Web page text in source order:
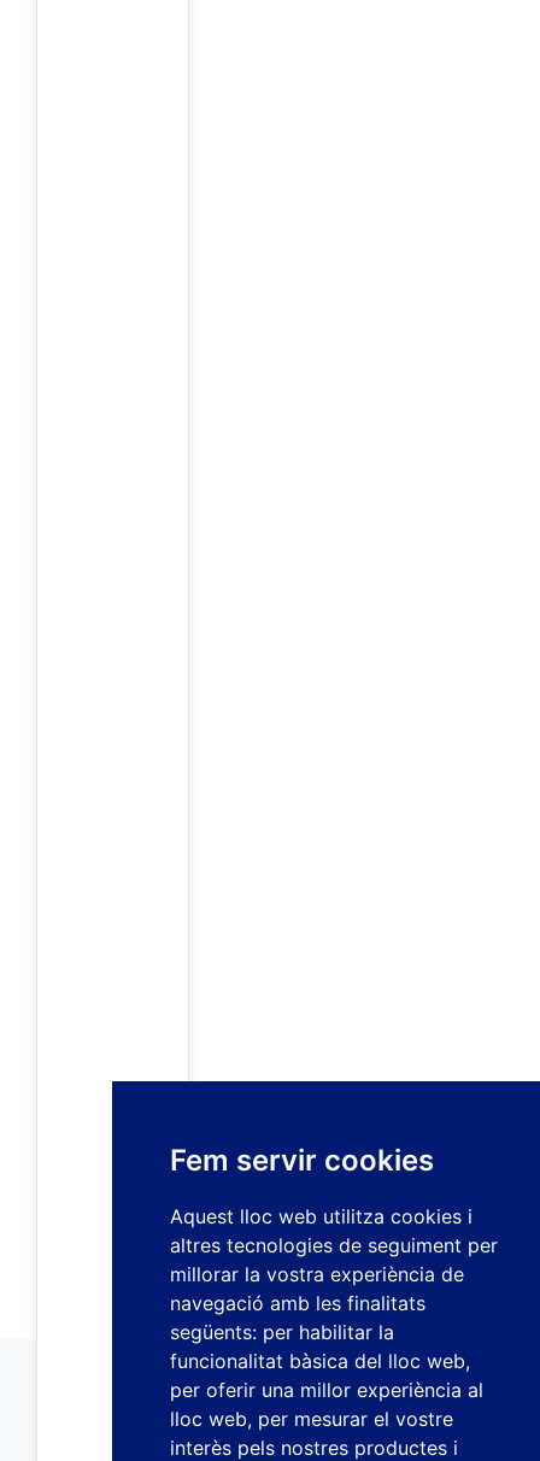
Fem servir cookies
Aquest lloc web utilitza cookies i
altres tecnologies de seguiment per
millorar la vostra experiència de
navegació amb les finalitats
següents: per habilitar la
funcionalitat bàsica del lloc web,
per oferir una millor experiència al
lloc web, per mesurar el vostre
interès pels nostres productes i